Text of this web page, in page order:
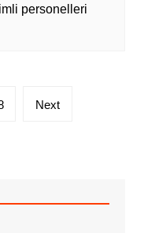
personelleri
Next